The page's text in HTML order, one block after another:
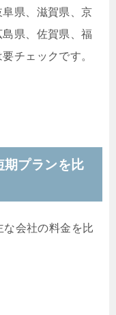
県、滋賀県、京
県、佐賀県、福
チェックです。
期プランを比
会社の料金を比